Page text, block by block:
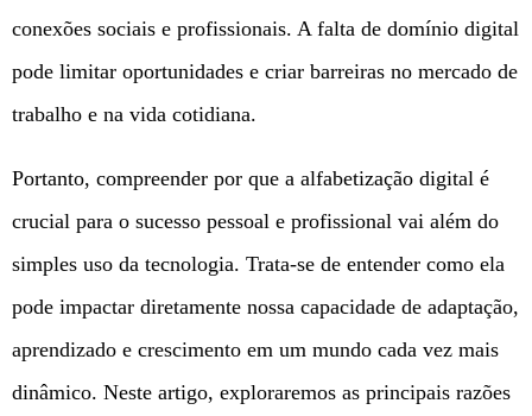
conexões sociais e profissionais. A falta de domínio digital
pode limitar oportunidades e criar barreiras no mercado de
trabalho e na vida cotidiana.
Portanto, compreender por que a alfabetização digital é
crucial para o sucesso pessoal e profissional vai além do
simples uso da tecnologia. Trata-se de entender como ela
pode impactar diretamente nossa capacidade de adaptação,
aprendizado e crescimento em um mundo cada vez mais
dinâmico. Neste artigo, exploraremos as principais razões